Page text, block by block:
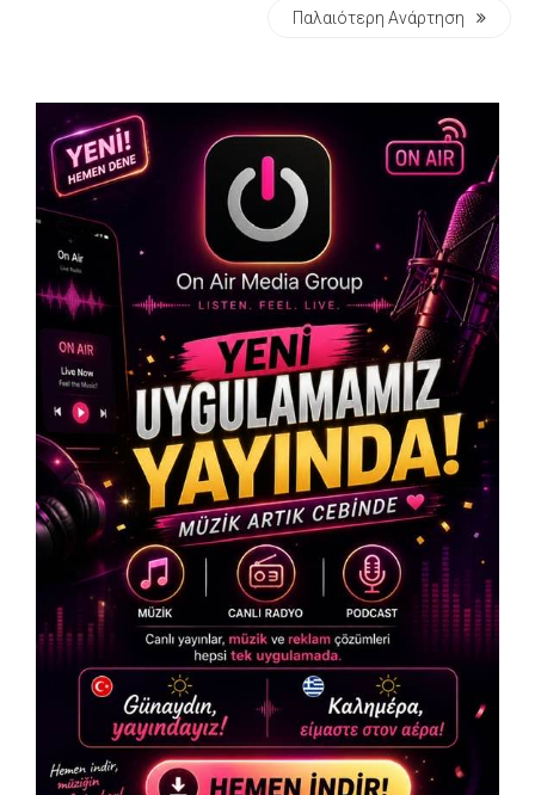
Παλαιότερη Ανάρτηση